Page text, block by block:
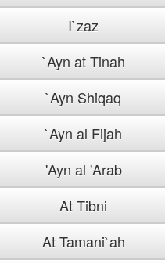
I`zaz
`Ayn at Tinah
`Ayn Shiqaq
`Ayn al Fijah
'Ayn al 'Arab
At Tibni
At Tamani`ah